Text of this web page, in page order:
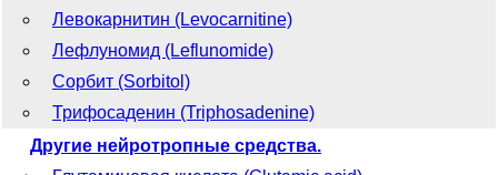
Левокарнитин (Levocarnitine)
Лефлуномид (Leflunomide)
Сорбит (Sorbitol)
Трифосаденин (Triphosadenine)
Другие нейротропные средства.